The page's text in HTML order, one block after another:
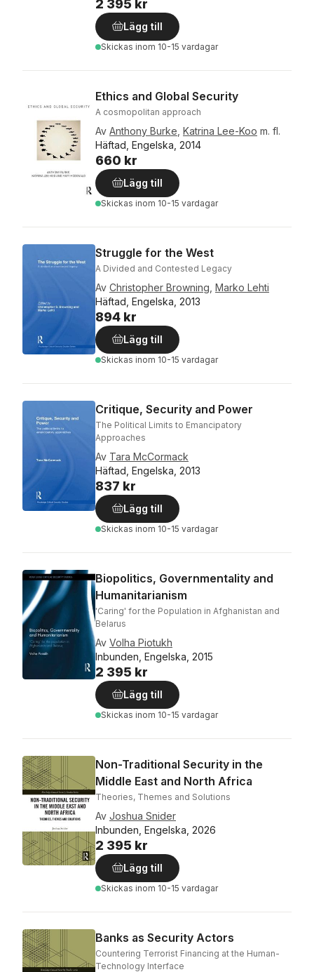
2 395 kr
Lägg till
Skickas inom 10-15 vardagar
Ethics and Global Security
A cosmopolitan approach
Av Anthony Burke Katrina Lee-Koo m. fl.
Häftad, Engelska, 2014
660 kr
Lägg till
Skickas inom 10-15 vardagar
Struggle for the West
A Divided and Contested Legacy
Av Christopher Browning Marko Lehti
Häftad, Engelska, 2013
894 kr
Lägg till
Skickas inom 10-15 vardagar
Critique, Security and Power
The Political Limits to Emancipatory
Approaches
Av Tara McCormack
Häftad, Engelska, 2013
837 kr
Lägg till
Skickas inom 10-15 vardagar
Biopolitics, Governmentality and
Humanitarianism
'Caring' for the Population in Afghanistan and
Belarus
Av Volha Piotukh
Inbunden, Engelska, 2015
2 395 kr
Lägg till
Skickas inom 10-15 vardagar
Non-Traditional Security in the
Middle East and North Africa
Theories, Themes and Solutions
Av Joshua Snider
Inbunden, Engelska, 2026
2 395 kr
Lägg till
Skickas inom 10-15 vardagar
Banks as Security Actors
Countering Terrorist Financing at the Human-
Technology Interface